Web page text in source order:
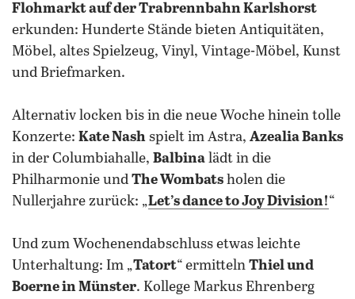
Flohmarkt auf der Trabrennbahn Karlshorst
erkunden: Hunderte Stände bieten Antiquitäten,
Möbel, altes Spielzeug, Vinyl, Vintage-Möbel, Kunst
und Briefmarken.
Alternativ locken bis in die neue Woche hinein tolle
Konzerte: Kate Nash spielt im Astra, Azealia Banks
in der Columbiahalle, Balbina lädt in die
Philharmonie und The Wombats holen die
Nullerjahre zurück: „Let’s dance to Joy Division!“
Und zum Wochenendabschluss etwas leichte
Unterhaltung: Im „Tatort“ ermitteln Thiel und
Boerne in Münster. Kollege Markus Ehrenberg